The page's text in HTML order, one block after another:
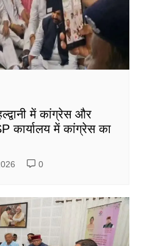
में कांग्रेस और
कार्यालय में कांग्रेस का
0